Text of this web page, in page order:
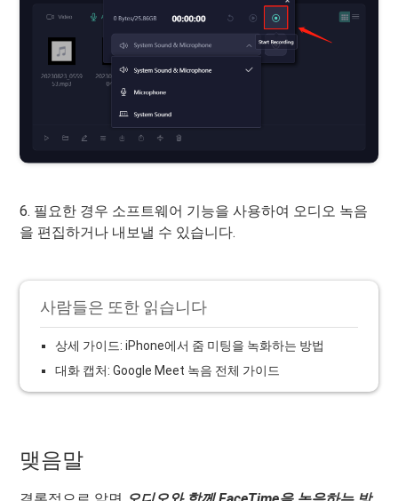
6. 필요한 경우 소프트웨어 기능을 사용하여 오디오 녹음
을 편집하거나 내보낼 수 있습니다.
사람들은 또한 읽습니다
상세 가이드: iPhone에서 줌 미팅을 녹화하는 방법
대화 캡처: Google Meet 녹음 전체 가이드
맺음말